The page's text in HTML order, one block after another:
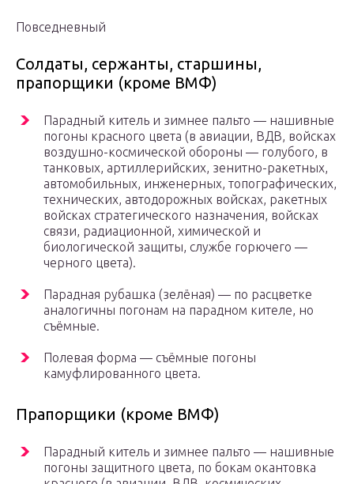
Повседневный
Солдаты, сержанты, старшины,
прапорщики (кроме ВМФ)
Парадный китель и зимнее пальто — нашивные
погоны красного цвета (в авиации, ВДВ, войсках
воздушно-космической обороны — голубого, в
танковых, артиллерийских, зенитно-ракетных,
автомобильных, инженерных, топографических,
технических, автодорожных войсках, ракетных
войсках стратегического назначения, войсках
связи, радиационной, химической и
биологической защиты, службе горючего —
черного цвета).
Парадная рубашка (зелёная) — по расцветке
аналогичны погонам на парадном кителе, но
съёмные.
Полевая форма — съёмные погоны
камуфлированного цвета.
Прапорщики (кроме ВМФ)
Парадный китель и зимнее пальто — нашивные
погоны защитного цвета, по бокам окантовка